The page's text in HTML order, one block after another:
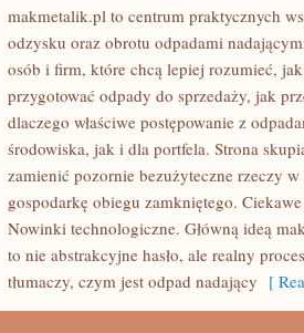
makmetalik.pl to centrum praktycznych
odzysku oraz obrotu odpadami
osób i firm, które chcą lepiej rozumieć,
przygotować odpady do sprzedaży, jak
dlaczego właściwe postępowanie z
środowiska, jak i dla portfela. Strona
zamienić pozornie bezużyteczne rzeczy
gospodarkę obiegu zamkniętego.
Nowinki technologiczne. Główną ideą
to nie abstrakcyjne hasło, ale realny
tłumaczy, czym jest odpad nadający [